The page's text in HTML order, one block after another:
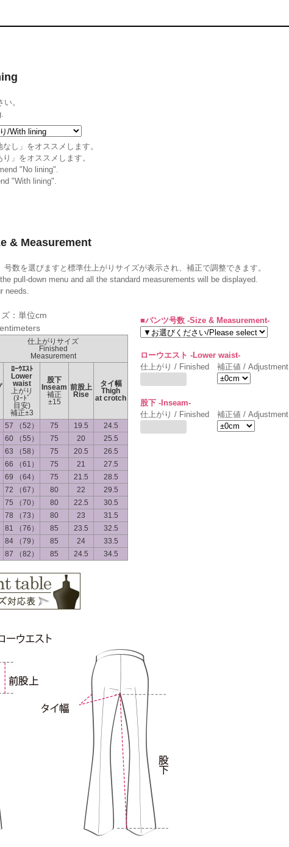
。
し」をオススメします。
」をオススメします。
"No lining".
"With lining".
& Measurement
数を選びますと標準仕上がりサイズが表示され、補正で調整できます。
pull-down menu and all the standard measurements will be displayed.
needs.
：単位cm
仕上がりサイズ
Finished
Measurement
ﾛｰｳｴｽﾄ
Lower
waist
上がり
(ﾇｰﾄﾞ
目安)
補正±3
股下
Inseam
補正
±15
前股上
Rise
タイ幅
Thigh
at crotch
57 （52） 75 19.5
24.5
60 （55） 75 20
25.5
63 （58） 75 20.5
26.5
66 （61） 75 21
27.5
69 （64） 75 21.5
28.5
72 （67） 80 22
29.5
75 （70） 80 22.5
30.5
78 （73） 80 23
31.5
81 （76） 85 23.5
32.5
84 （79） 85 24
33.5
87 （82） 85 24.5 34.5
■パンツ号数 -Size & Measurement-
ローウエスト -Lower waist-
仕上がり / Finished
補正値 / Adjustment
股下 -Inseam-
仕上がり / Finished
補正値 / Adjustment